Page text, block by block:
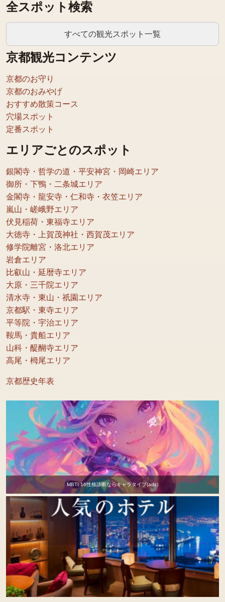
全スポット検索
すべての観光スポット一覧
京都観光コンテンツ
京都のお守り
京都のおみやげ
おすすめ散策コース
穴場スポット
定番スポット
エリアごとのスポット
銀閣寺・哲学の道・平安神宮・岡崎エリア
御所・下鴨・二条城エリア
金閣寺・龍安寺・仁和寺・衣笠エリア
嵐山・嵯峨野エリア
伏見稲荷・東福寺エリア
大徳寺・上賀茂神社・西賀茂エリア
修学院離宮・洛北エリア
岩倉エリア
比叡山・延暦寺エリア
大原・三千院エリア
清水寺・東山・祇園エリア
京都駅・東寺エリア
平等院・宇治エリア
鞍馬・貴船エリア
山科・醍醐寺エリア
高尾・栂尾エリア
京都歴史年表
MBTI 16性格診断ならキャラタイプ(ads)